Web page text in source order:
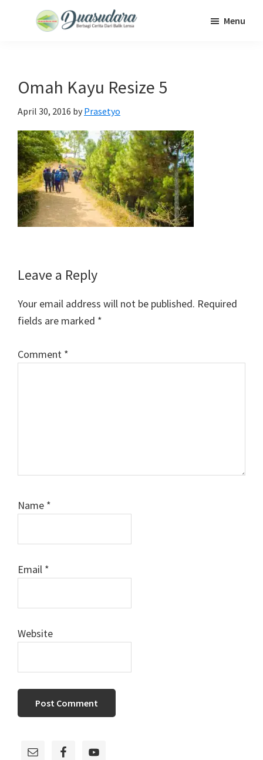
Balik
Lensa
Menu
Omah Kayu Resize 5
April 30, 2016 by Prasetyo
Reader
Interactions
Leave a Reply
Your email address will not be published. Required
fields are marked *
Comment *
Name *
Email *
Website
Primary